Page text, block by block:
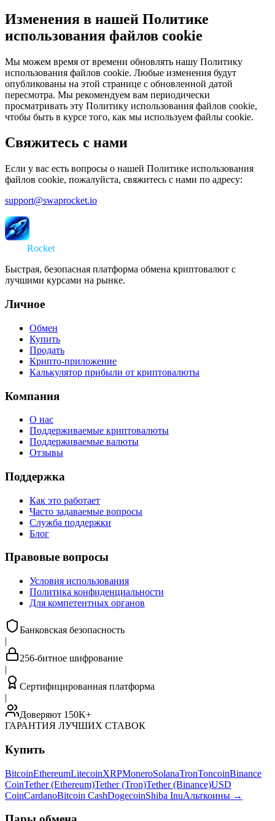
Изменения в нашей Политике
использования файлов cookie
Мы можем время от времени обновлять нашу Политику
использования файлов cookie. Любые изменения будут
опубликованы на этой странице с обновленной датой
пересмотра. Мы рекомендуем вам периодически
просматривать эту Политику использования файлов cookie,
чтобы быть в курсе того, как мы используем файлы cookie.
Свяжитесь с нами
Если у вас есть вопросы о нашей Политике использования
файлов cookie, пожалуйста, свяжитесь с нами по адресу:
support@swaprocket.io
Rocket
Быстрая, безопасная платформа обмена криптовалют с
лучшими курсами на рынке.
Личное
Обмен
Купить
Продать
Крипто-приложение
Калькулятор прибыли от криптовалюты
Компания
О нас
Поддерживаемые криптовалюты
Поддерживаемые валюты
Отзывы
Поддержка
Как это работает
Часто задаваемые вопросы
Служба поддержки
Блог
Правовые вопросы
Условия использования
Политика конфиденциальности
Для компетентных органов
Банковская безопасность
|
256-битное шифрование
|
Сертифицированная платформа
|
Доверяют 150K+
ГАРАНТИЯ ЛУЧШИХ СТАВОК
Купить
BitcoinEthereumLitecoinXRPMoneroSolanaTronToncoinBinance
CoinTether (Ethereum)Tether (Tron)Tether (Binance)USD
CoinCardanoBitcoin CashDogecoinShiba InuАльткоины →